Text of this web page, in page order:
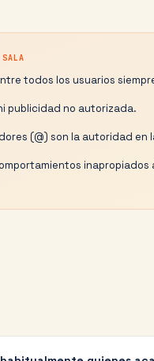
todos los usuarios
publicidad no autorizada.
(@) son la autoridad en
inapropiados